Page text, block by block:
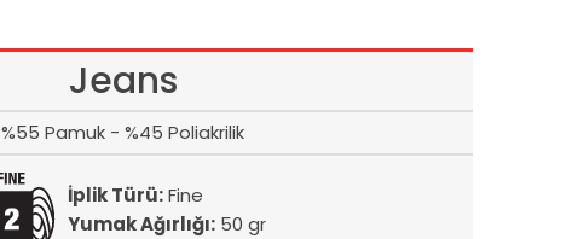
Jeans
%55 Pamuk - %45 Poliakrilik
İplik Türü:Fine
Yumak Ağırlığı: 50 gr